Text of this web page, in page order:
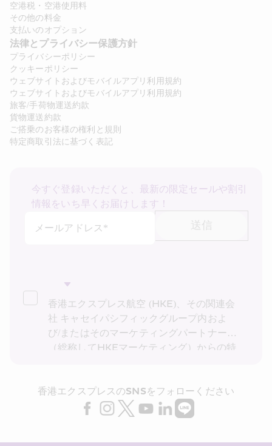
詳細を見る
過去にネット
割引！
一定の要件を満たされた方が対象です。）
空港税・空港使用料
その他の料金
支払いのオプション
法律とプライバシー保護方針
プライバシーポリシー
クッキーポリシー
ウェブサイトおよびモバイルアプリ利用規約
ウェブサイトおよびモバイルアプリ利用規約
旅客/手荷物運送約款
貨物運送約款
ご搭乗のお客様の権利と規則
特定商取引法に基づく表記
今すぐ登録いただくと、最新の限定セールや割引
情報をいち早くお届けします！
メールアドレス*
送信
香港エクスプレス航空 (HKE)、その関連会
社 キャセイパシフィックグループ内およ
び/またはそのマーケティングパートナー
（総称してHKEマーケティング）からの特
ーポリシー を読み理解したことを確認し、
HKE マーケティングが上記の私の個人デ
ータ (および私の過去の取引記録) をダイレ
香港エクスプレスのSNSをフォローください